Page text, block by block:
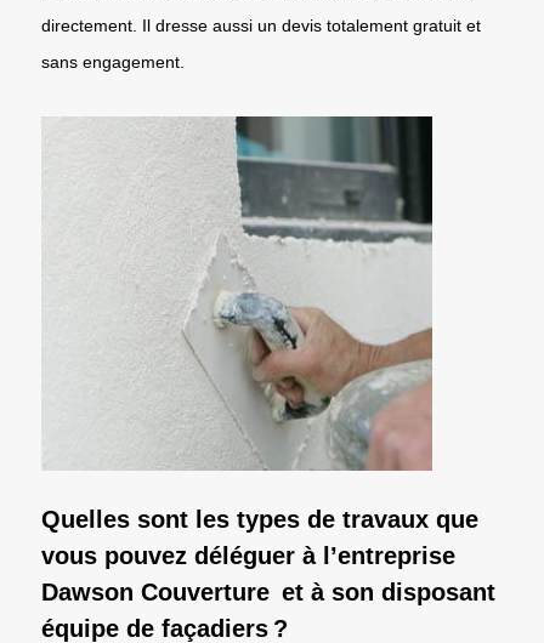
directement. Il dresse aussi un devis totalement gratuit et
sans engagement.
Quelles sont les types de travaux que
vous pouvez déléguer à l’entreprise
Dawson Couverture et à son disposant
équipe de façadiers ?